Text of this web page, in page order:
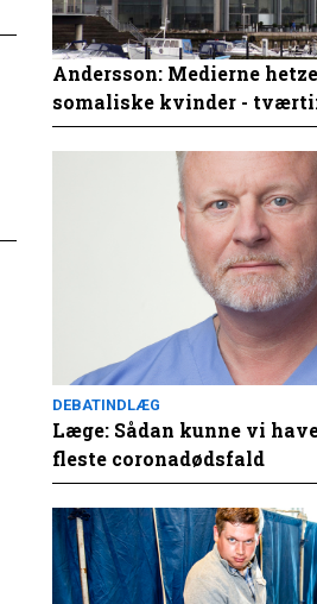
Andersson: Medierne
somaliske kvinder -
DEBATINDLÆG
Læge: Sådan kunne vi
fleste coronadødsfald